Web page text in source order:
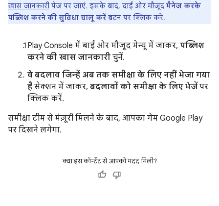
खास जानकारी पेज पर जाएं. इसके बाद, दाईं ओर मौजूद मैनेज करके
पब्लिश करने की सुविधा चालू करें बटन पर क्लिक करें.
Play Console में बाईं ओर मौजूद मेन्यू में जाकर, पब्लिश
करने की खास जानकारी चुनें.
वे बदलाव जिन्हें अब तक समीक्षा के लिए नहीं भेजा गया
है सेक्शन में जाकर, बदलावों को समीक्षा के लिए भेजें पर
क्लिक करें.
समीक्षा टीम से मंज़ूरी मिलने के बाद, आपका गेम Google Play
पर दिखने लगेगा.
क्या इस कॉन्टेंट से आपको मदद मिली?